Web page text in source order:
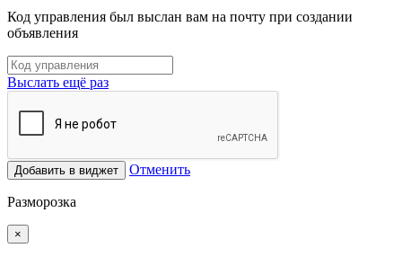
Код управления был выслан вам на почту при создании
объявления
Выслать ещё раз
Добавить в виджет Отменить
Разморозка
×